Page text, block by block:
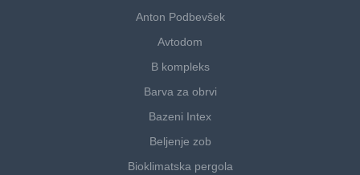
Anton Podbevšek
Avtodom
B kompleks
Barva za obrvi
Bazeni Intex
Beljenje zob
Bioklimatska pergola